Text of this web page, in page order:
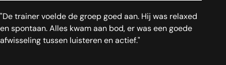
"De trainer voelde de groep goed aan. Hij was relaxed
en spontaan. Alles kwam aan bod, er was een goede
afwisseling tussen luisteren en actief."